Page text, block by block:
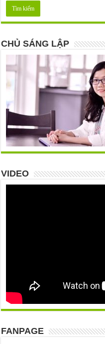
CHỦ SÁNG LẬP
VIDEO
FANPAGE